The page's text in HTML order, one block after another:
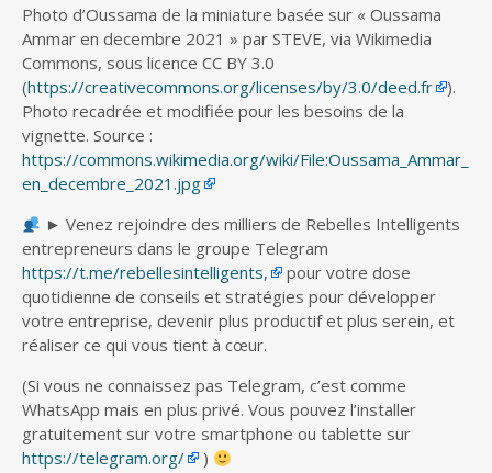
Photo d’Oussama de la miniature basée sur « Oussama
Ammar en decembre 2021 » par STEVE, via Wikimedia
Commons, sous licence CC BY 3.0
(https://creativecommons.org/licenses/by/3.0/deed.fr
).
Photo recadrée et modifiée pour les besoins de la
vignette. Source :
https://commons.wikimedia.org/wiki/File:Oussama_Ammar_
en_decembre_2021.jpg
► Venez rejoindre des milliers de Rebelles Intelligents
entrepreneurs dans le groupe Telegram
https://t.me/rebellesintelligents,
pour votre dose
quotidienne de conseils et stratégies pour développer
votre entreprise, devenir plus productif et plus serein, et
réaliser ce qui vous tient à cœur.
(Si vous ne connaissez pas Telegram, c’est comme
WhatsApp mais en plus privé. Vous pouvez l’installer
gratuitement sur votre smartphone ou tablette sur
https://telegram.org/
)